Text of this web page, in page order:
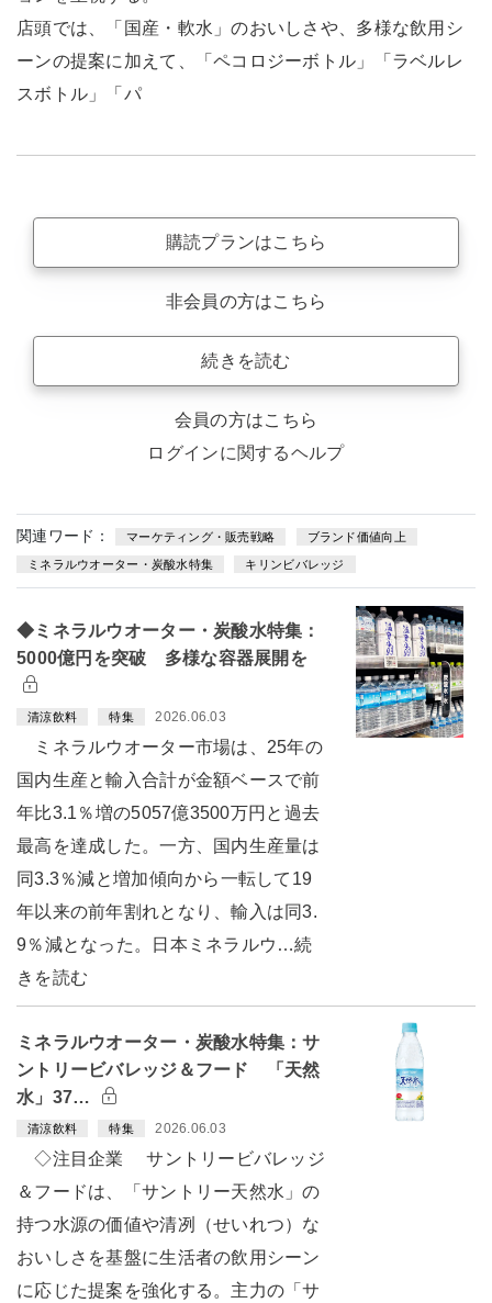
店頭では、「国産・軟水」のおいしさや、多様な飲用シ
ーンの提案に加えて、「ペコロジーボトル」「ラベルレ
スボトル」「パ
購読プランはこちら
非会員の方はこちら
続きを読む
会員の方はこちら
ログインに関するヘルプ
関連ワード： マーケティング・販売戦略 ブランド価値向上
ミネラルウオーター・炭酸水特集 キリンビバレッジ
◆ミネラルウオーター・炭酸水特集：
5000億円を突破 多様な容器展開を
清涼飲料 特集 2026.06.03
ミネラルウオーター市場は、25年の
国内生産と輸入合計が金額ベースで前
年比3.1％増の5057億3500万円と過去
最高を達成した。一方、国内生産量は
同3.3％減と増加傾向から一転して19
年以来の前年割れとなり、輸入は同3.
9％減となった。日本ミネラルウ…続
きを読む
ミネラルウオーター・炭酸水特集：サ
ントリービバレッジ＆フード 「天然
水」37…
清涼飲料 特集 2026.06.03
◇注目企業 サントリービバレッジ
＆フードは、「サントリー天然水」の
持つ水源の価値や清冽（せいれつ）な
おいしさを基盤に生活者の飲用シーン
に応じた提案を強化する。主力の「サ